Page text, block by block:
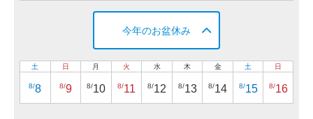
今年のお盆休み
土
8/8
日
8/9
月
8/10
火
8/11
水
8/12
木
8/13
金
8/14
土
8/15
日
8/16